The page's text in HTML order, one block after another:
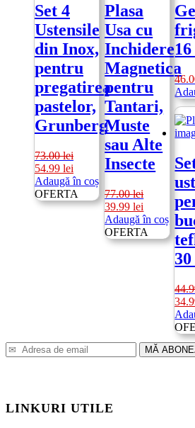
Set 4
Ustensile
din Inox,
pentru
pregatirea
pastelor,
Grunberg
73.00lei
Prețul
inițial
a
fost:
54.99 lei
curent
este:
54.99 lei.
Adaugă în coș
OFERTA
Plasa
Usa cu
Inchidere
Magnetica
pentru
Tantari,
Muste
sau Alte
Insecte
77.00lei
Prețul
inițial
a
fost:
39.99lei
curent
este:
39.99 lei.
Adaugă în coș
OFERTA
a
fost:
MĂ
LINKURI UTILE